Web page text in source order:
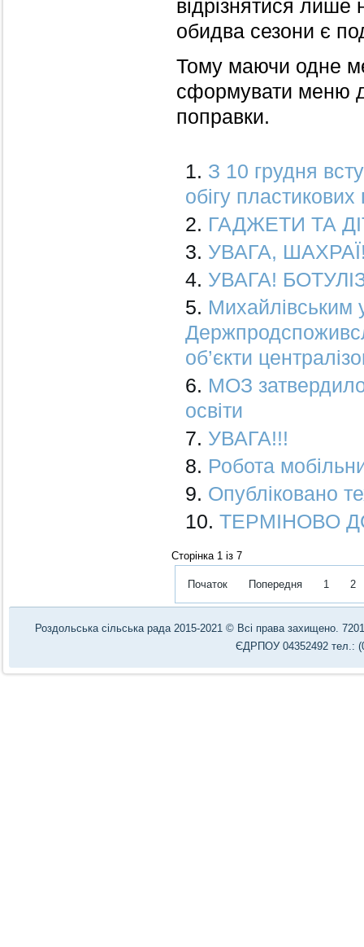
відрізнятися лише
обидва сезони є
Тому маючи одне
сформувати меню
поправки.
З 10 грудня
обігу пластикових
ГАДЖЕТИ ТА
УВАГА,
УВАГА!
Михайлівським
об’єкти
МОЗ
освіти
УВАГА!!!
Робота
Опубліковано
ТЕРМІНОВО
Сторінка 1 із 7
Початок Попередня 1 2
Роздольська сільська рада 2015-2021 © Всі права захищено.
ЄДРПОУ 04352492 тел.: